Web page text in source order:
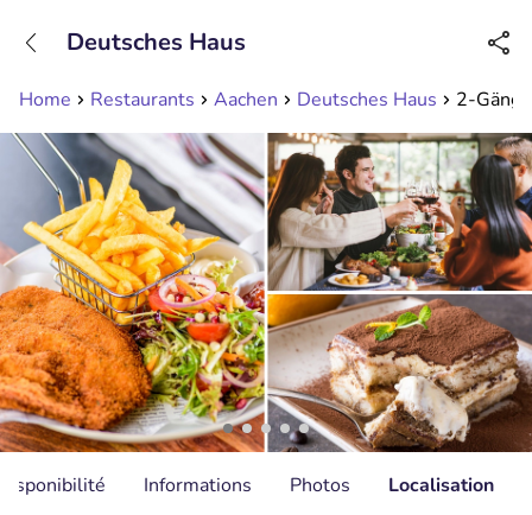
Disponible jusqu'à 23:00 heures
Home Restaurants Aachen Deutsches Haus 2-
Deutsches Haus
Informations Photos Localisation